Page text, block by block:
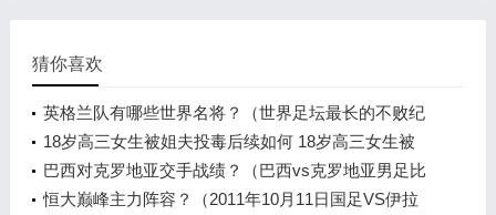
猜你喜欢
英格兰队有哪些世界名将？（世界足坛最长的不败纪
录？）
18岁高三女生被姐夫投毒后续如何 18岁高三女生被
姐夫投毒案件始末回顾
巴西对克罗地亚交手战绩？（巴西vs克罗地亚男足比
分？）
恒大巅峰主力阵容？（2011年10月11日国足VS伊拉